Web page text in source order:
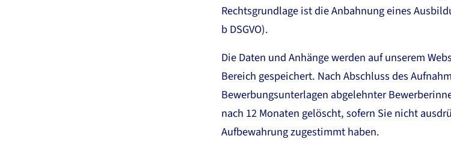
Rechtsgrundlage ist die Anbahnung eines
b DSGVO).
Die Daten und Anhänge werden auf unserem
Bereich gespeichert. Nach Abschluss des
Bewerbungsunterlagen abgelehnter
nach 12 Monaten gelöscht, sofern Sie nicht
Aufbewahrung zugestimmt haben.